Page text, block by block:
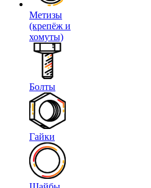
Метизы
(крепёж и
хомуты)
Болты
Гайки